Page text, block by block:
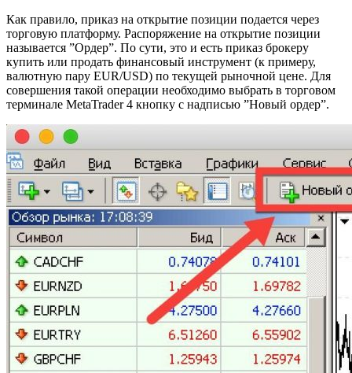
Как правило, приказ на открытие позиции подается через
торговую платформу. Распоряжение на открытие позиции
называется ”Ордер”. По сути, это и есть приказ брокеру
купить или продать финансовый инструмент (к примеру,
валютную пару EUR/USD) по текущей рыночной цене. Для
совершения такой операции необходимо выбрать в торговом
терминале MetaTrader 4 кнопку с надписью ”Новый ордер”.